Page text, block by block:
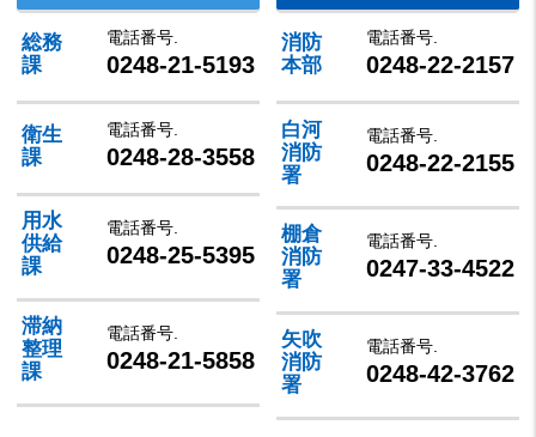
総務
課
電話番号.
0248-21-5193
衛生
課
電話番号.
0248-28-3558
用水
供給
課
電話番号.
0248-25-5395
滞納
整理
課
電話番号.
0248-21-5858
消防
本部
電話番号.
0248-22-2157
白河
消防
署
電話番号.
0248-22-2155
棚倉
消防
署
電話番号.
0247-33-4522
矢吹
消防
署
電話番号.
0248-42-3762